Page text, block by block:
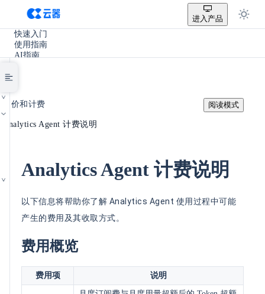
进入产品
快速入门
使用指南
AI指南
使用场景
产品更新
其它
/
定价和计费
/
Analytics Agent 计费说明
阅读模式
Analytics Agent 计费说明
以下信息将帮助你了解 Analytics Agent 使用过程中可能
产生的费用及其收取方式。
费用概览
费用项 说明